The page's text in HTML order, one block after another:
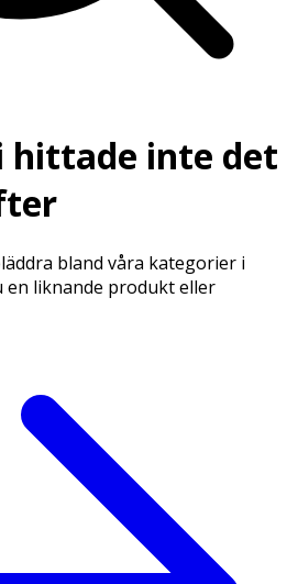
hittade inte det
bland våra kategorier i
en liknande produkt eller